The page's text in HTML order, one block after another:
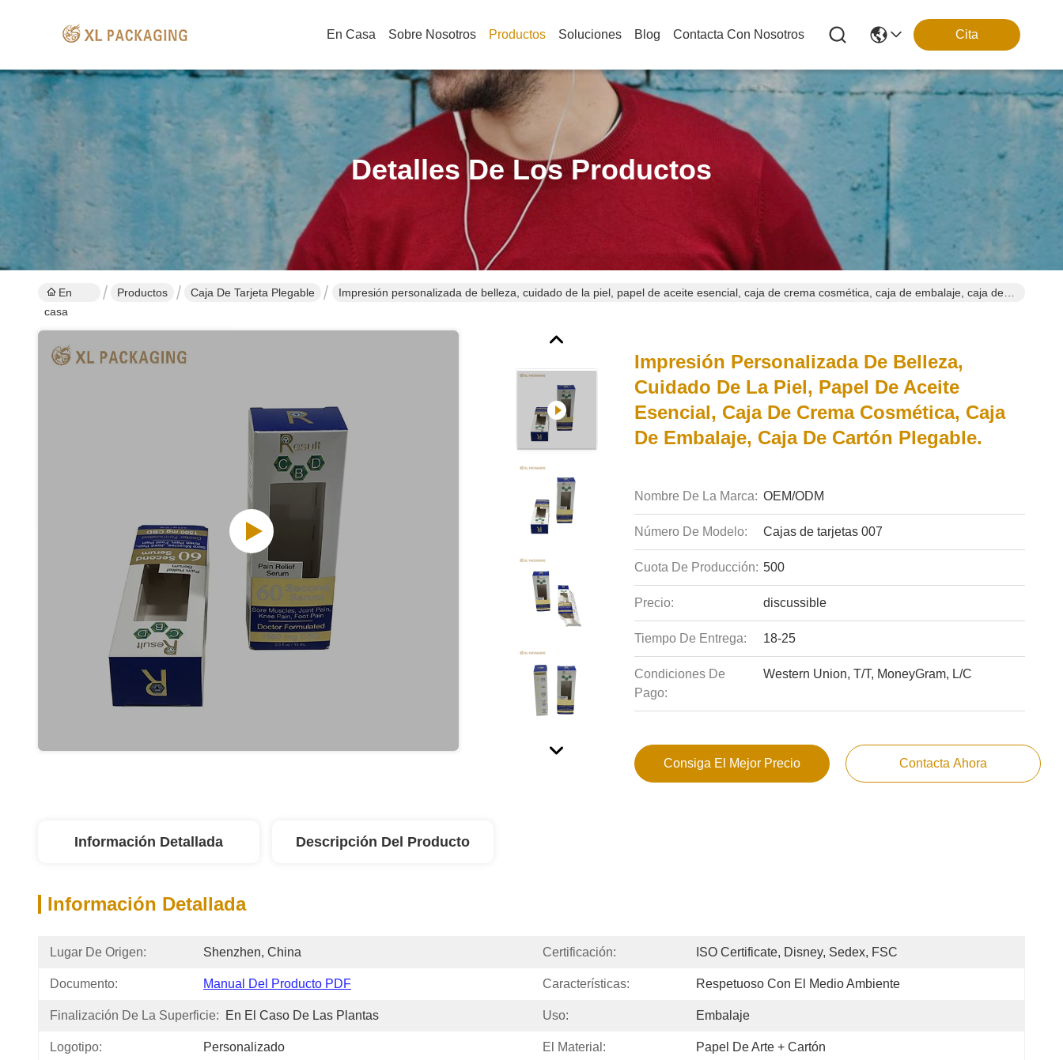
En Casa Sobre Nosotros Productos Soluciones Blog Contacta Con Nosotros Cita
Detalles De Los Productos
En
casa
Productos Caja De Tarjeta Plegable
Impresión personalizada de belleza, cuidado de la piel, papel de aceite esencial, caja de crema cosmética, caja de embalaje, caja de
Impresión Personalizada De Belleza,
Cuidado De La Piel, Papel De Aceite
Esencial, Caja De Crema Cosmética, Caja
De Embalaje, Caja De Cartón Plegable.
Nombre De La Marca: OEM/ODM
Número De Modelo: Cajas de tarjetas 007
Cuota De Producción: 500
Precio: discussible
Tiempo De Entrega: 18-25
Condiciones De
Pago:
Western Union, T/T, MoneyGram, L/C
Consiga El Mejor Precio Contacta Ahora
Información Detallada Descripción Del Producto
Información Detallada
Lugar De Origen: Shenzhen, China Certificación: ISO Certificate, Disney, Sedex, FSC
Documento: Manual Del Producto PDF Características: Respetuoso Con El Medio Ambiente
Finalización De La Superficie: En El Caso De Las Plantas Uso: Embalaje
Logotipo: Personalizado El Material: Papel De Arte + Cartón